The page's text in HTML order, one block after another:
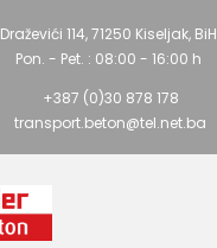
Draževići 114, 71250 Kiseljak, BiH
Pon. - Pet. : 08:00 - 16:00 h
+387 (0)30 878 178
transport.beton@tel.net.ba